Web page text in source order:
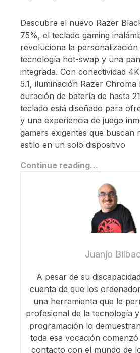
Descubre el nuevo Razer
75%, el teclado gaming
revoluciona la
tecnología hot-swap y una
integrada. Con conectividad
5.1, iluminación Razer Chroma
duración de batería de hasta
teclado está diseñado para
y una experiencia de juego
gamers exigentes que buscan
estilo en un solo dispositivo
Continue reading…
Juanjo
A pesar de su
cuenta de que los
una herramienta que le
profesional de la tecnología
programación lo
toda esa vocación
contacto con el mundo de